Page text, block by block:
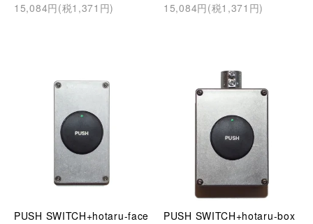
15,084円(税1,371円)
15,084円(税1,371円)
PUSH SWITCH+hotaru-face
PUSH SWITCH+hotaru-box